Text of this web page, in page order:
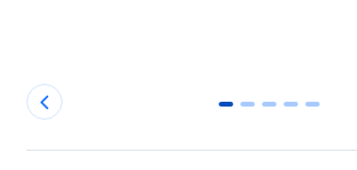
0 1 2 3 4